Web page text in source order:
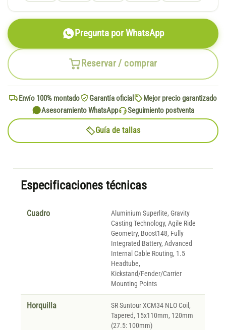
Reservar / comprar
Pregunta por WhatsApp
Envío 100% montado Garantía oficial
Mejor precio garantizado
Asesoramiento WhatsApp
Seguimiento postventa
Guía de tallas
Especificaciones técnicas
Cuadro
Aluminium Superlite, Gravity
Casting Technology, Agile Ride
Geometry, Boost148, Fully
Integrated Battery, Advanced
Internal Cable Routing, 1.5
Headtube,
Kickstand/Fender/Carrier
Mounting Points
Horquilla
SR Suntour XCM34 NLO Coil,
Tapered, 15x110mm, 120mm
(27.5: 100mm)